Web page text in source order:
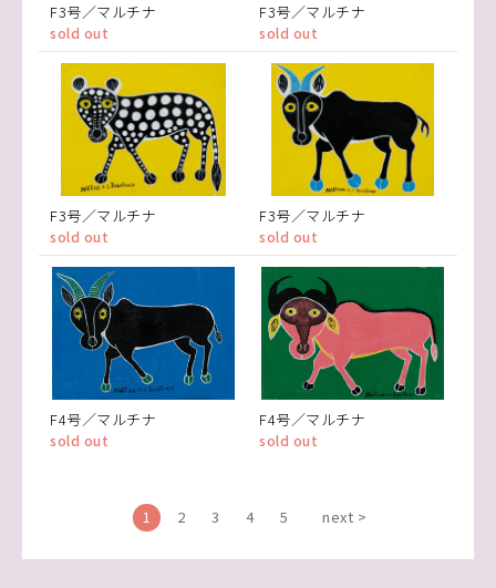
F3号／マルチナ
sold out
F3号／マルチナ
sold out
F3号／マルチナ
sold out
F3号／マルチナ
sold out
F4号／マルチナ
sold out
F4号／マルチナ
sold out
1 2 3 4 5 next >